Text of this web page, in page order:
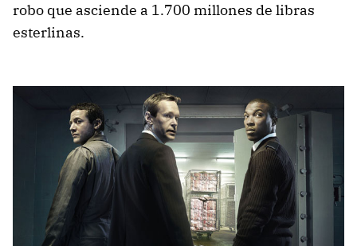
robo que asciende a 1.700 millones de libras
esterlinas.